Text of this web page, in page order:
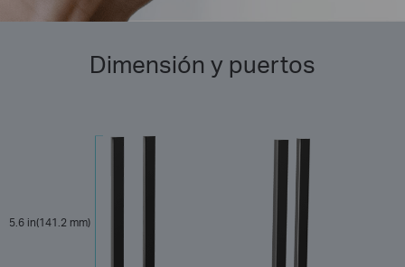
Dimensión y puertos
5.6 in(141.2 mm)